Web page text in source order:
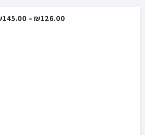
₪126.00
–
145.00